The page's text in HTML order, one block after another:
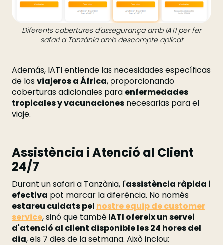
Diferents cobertures d'assegurança amb IATI per fer
safari a Tanzània amb descompte aplicat
Además, IATI entiende las necesidades específicas
de losviajeros a África, proporcionando
coberturas adicionales para enfermedades
tropicales y vacunaciones necesarias para el
viaje.
Assistència i Atenció al Client
24/7
Durant un safari a Tanzània, l'assistència ràpida i
efectiva pot marcar la diferència. No només
estareu cuidats pel nostre equip de customer
service, sinó que tambéIATI ofereix un servei
d'atenció al client disponible les 24 hores del
dia, els 7 dies de la setmana. Això inclou: